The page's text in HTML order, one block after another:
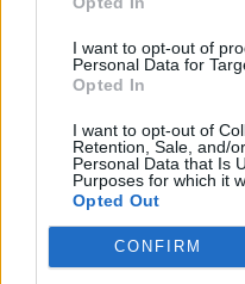
I want to opt-out of
Personal Data for
Opted In
I want to opt-out of
Retention, Sale, and/
Personal Data that Is
Purposes for which it
Opted Out
CONFIRM